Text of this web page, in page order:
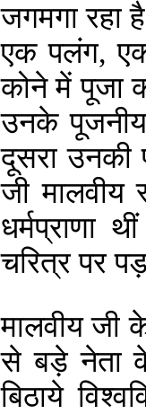
जगमगा रहा
एक पलंग,
कोने में पूजा
उनके पूजनीय
दूसरा उनकी
जी मालवीय
धर्मप्राणा
चरित्र पर
मालवीय जी
से बड़े नेता
बिठाये